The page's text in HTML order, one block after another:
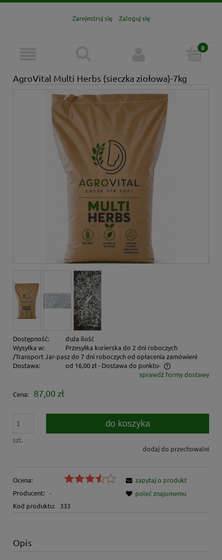
Zarejestruj się Zaloguj się
AgroVital Multi Herbs (sieczka ziołowa)-7kg
Dostępność:
duża ilość
Wysyłka w:
Przesyłka kurierska do 2 dni roboczych
/Transport Jar-pasz do 7 dni roboczych od opłacenia zamówieni
Dostawa:
od 16,00 zł - Dostawa do punktu-
Cena nie zawiera ewentualnych kosztów płatnościsprawdź formy dostawy
Cena: 87,00 zł
szt.
do koszyka
dodaj do przechowalni
Ocena:
Producent: -
Kod produktu:
333
zapytaj o produkt
poleć znajomemu
Opis